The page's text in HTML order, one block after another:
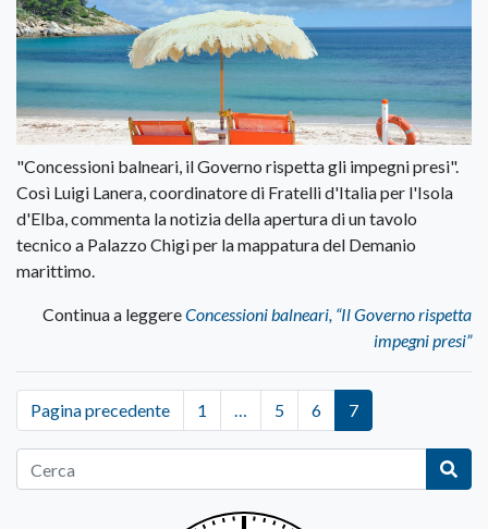
"Concessioni balneari, il Governo rispetta gli impegni presi".
Così Luigi Lanera, coordinatore di Fratelli d'Italia per l'Isola
d'Elba, commenta la notizia della apertura di un tavolo
tecnico a Palazzo Chigi per la mappatura del Demanio
marittimo.
Continua a leggereConcessioni balneari, “Il Governo rispetta
impegni presi”
Pagina precedente 1 … 5 6 7